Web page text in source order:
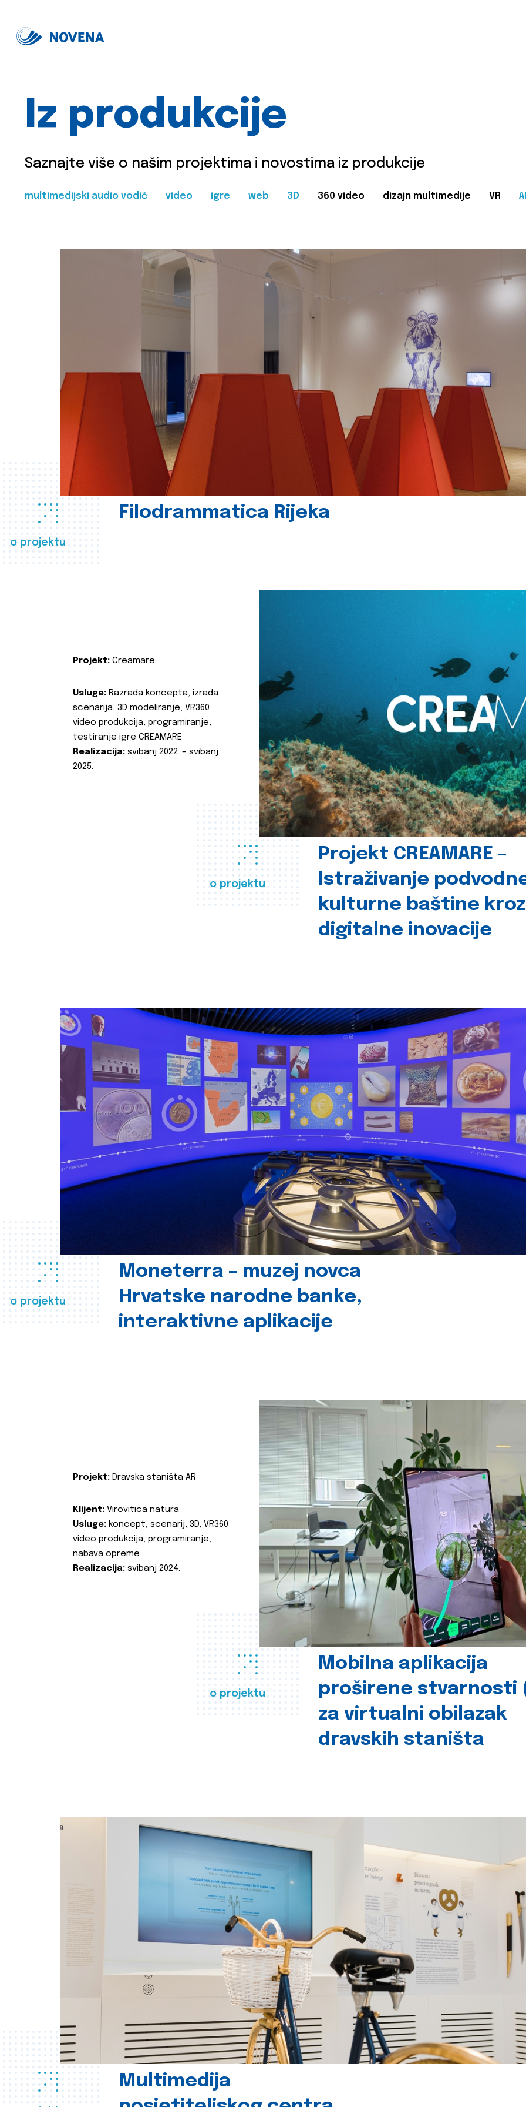
Iz produkcije
Saznajte više o našim projektima i novostima iz produkcije
multimedijski audio vodič video igre web 3D 360 video dizajn multimedije VR
o projektu
Filodrammatica Rijeka
o projektu
Projekt CREAMARE –
Istraživanje
kulturne baštine kroz
digitalne inovacije
Projekt: Creamare
Usluge: Razrada koncepta, izrada
scenarija, 3D modeliranje, VR360
video produkcija, programiranje,
testiranje igre CREAMARE
Realizacija: svibanj 2022. – svibanj
2025.
o projektu
Moneterra – muzej novca
Hrvatske narodne banke,
interaktivne aplikacije
o projektu
Mobilna aplikacija
proširene stvarnosti
za virtualni obilazak
dravskih staništa
Projekt: Dravska staništa AR
Klijent: Virovitica natura
Usluge: koncept, scenarij, 3D, VR360
video produkcija, programiranje,
nabava opreme
Realizacija: svibanj 2024.
Multimedija